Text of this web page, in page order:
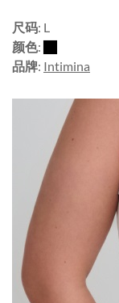
尺码: L
颜色:
品牌: Intimina